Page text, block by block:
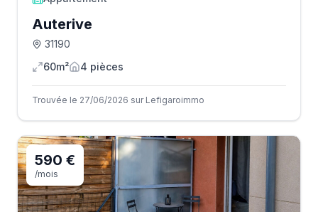
Auterive
31190
60m²
4 pièces
Trouvée le 27/06/2026 sur Lefigaroimmo
590 €
/mois